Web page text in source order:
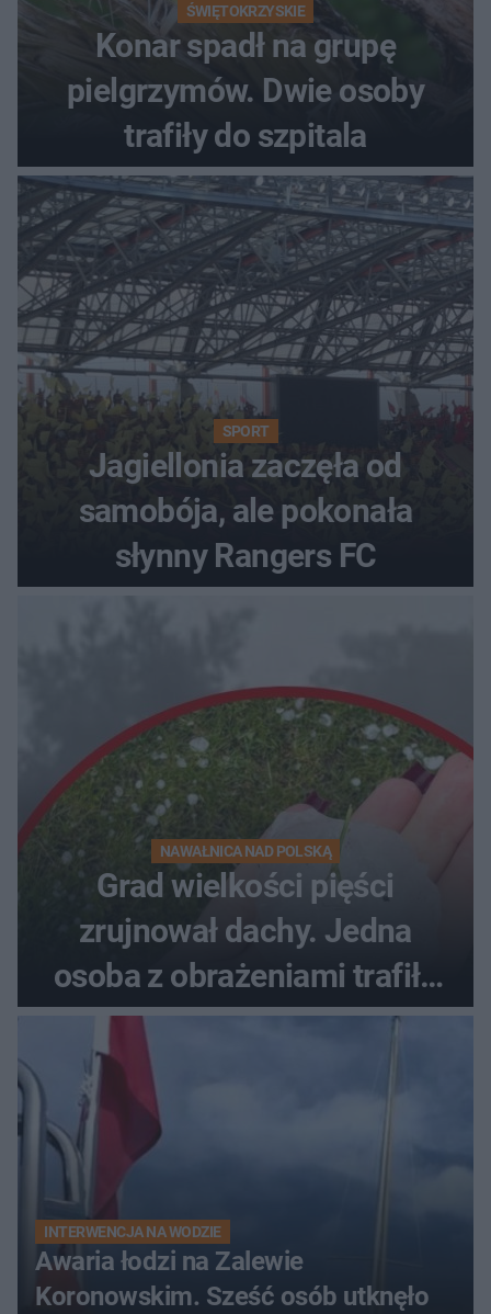
ŚWIĘTOKRZYSKIE
Konar spadł na grupę
pielgrzymów. Dwie osoby
trafiły do szpitala
SPORT
Jagiellonia zaczęła od
samobója, ale pokonała
słynny Rangers FC
NAWAŁNICA NAD POLSKĄ
Grad wielkości pięści
zrujnował dachy. Jedna
osoba z obrażeniami trafiła
do szpitala
INTERWENCJA NA WODZIE
Awaria łodzi na Zalewie
Koronowskim. Sześć osób utknęło